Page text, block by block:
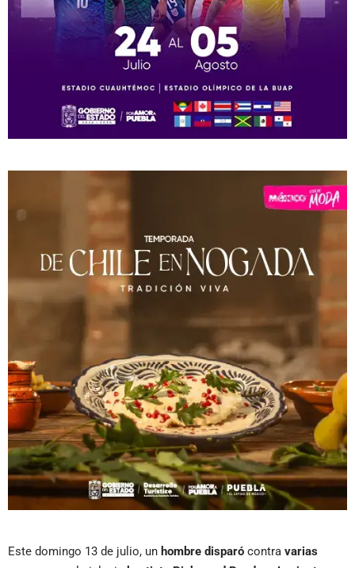
Este domingo 13 de julio, un hombre disparó contra varias